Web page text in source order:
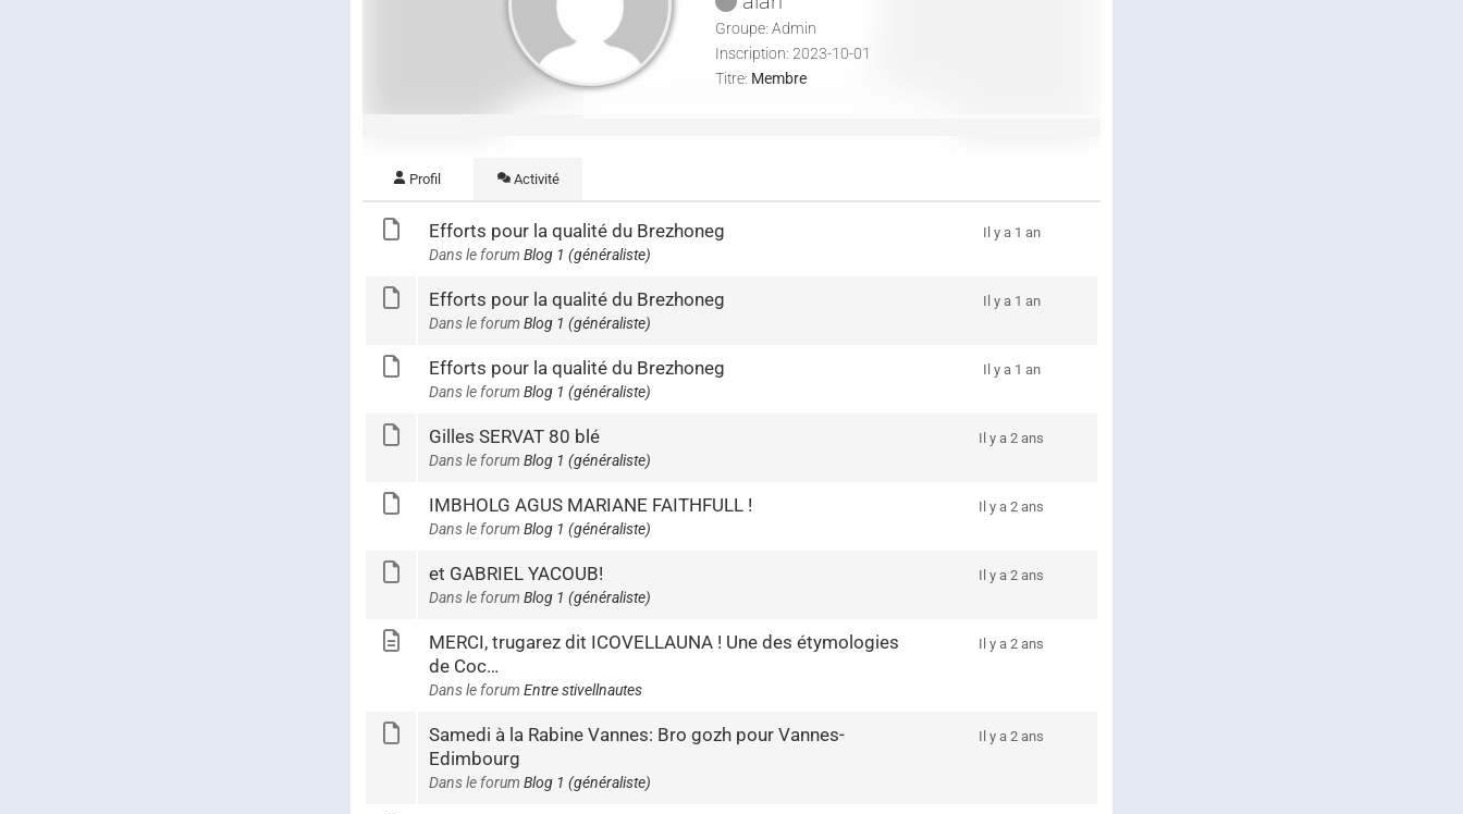
Groupe: Admin
Inscription: 2023-10-01
Titre: Membre
Profil Activité
Efforts pour la qualité du Brezhoneg
Dans le forum Blog 1 (généraliste)
Il y a 1 an
Efforts pour la qualité du Brezhoneg
Dans le forum Blog 1 (généraliste)
Il y a 1 an
Efforts pour la qualité du Brezhoneg
Dans le forum Blog 1 (généraliste)
Il y a 1 an
Gilles SERVAT 80 blé
Dans le forum Blog 1 (généraliste)
Il y a 2 ans
IMBHOLG AGUS MARIANE FAITHFULL !
Dans le forum Blog 1 (généraliste)
Il y a 2 ans
et GABRIEL YACOUB!
Dans le forum Blog 1 (généraliste)
Il y a 2 ans
MERCI, trugarez dit ICOVELLAUNA ! Une des étymologies
de Coc…
Dans le forum Entre stivellnautes
Il y a 2 ans
Samedi à la Rabine Vannes: Bro gozh pour Vannes-
Edimbourg
Dans le forum Blog 1 (généraliste)
Il y a 2 ans